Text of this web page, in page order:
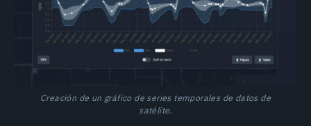
Creación de un gráfico de series temporales de datos de
satélite.